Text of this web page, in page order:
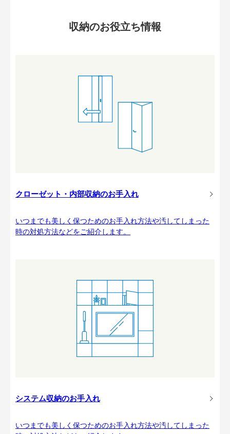
収納のお役立ち情報
クローゼット・内部収納のお手入れ
いつまでも美しく保つためのお手入れ方法や汚してしまった
時の対処方法などをご紹介します。
システム収納のお手入れ
いつまでも美しく保つためのお手入れ方法や汚してしまった